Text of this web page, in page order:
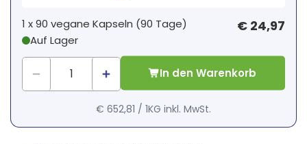
1 x90 vegane Kapseln (90 Tage)
Auf Lager
€ 24,97
In den Warenkorb
€ 652,81 / 1KG inkl. MwSt.